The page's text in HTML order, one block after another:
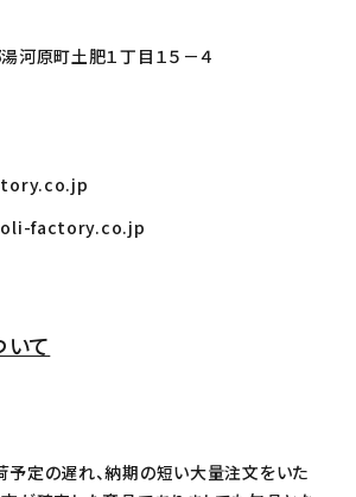
探す
河原町土肥１丁目１５－４
factory.co.jp
て
予定の遅れ、納期の短い大量注文をいた